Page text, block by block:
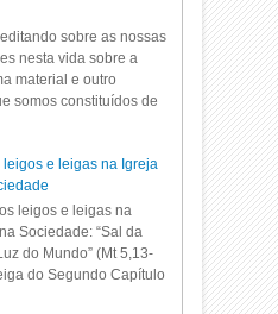
sobre as nossas
nesta vida sobre a
material e outro
somos constituídos de
leigos e leigas na Igreja
leigos e leigas na
Sociedade: “Sal da
do Mundo” (Mt 5,13-
do Segundo Capítulo